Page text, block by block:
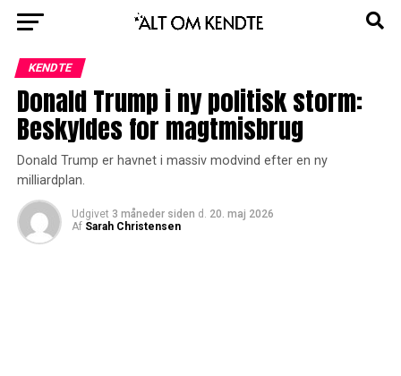
KENDTE
Donald Trump i ny politisk storm:
Beskyldes for magtmisbrug
Donald Trump er havnet i massiv modvind efter en ny
milliardplan.
Udgivet 3 måneder siden d. 20. maj 2026
Af Sarah Christensen